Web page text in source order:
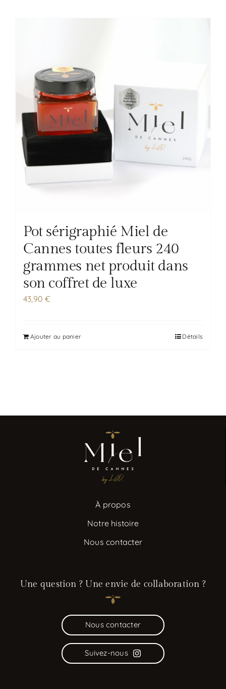
Pot sérigraphié Miel de
Cannes toutes fleurs 240
grammes net produit dans
son coffret de luxe
43,90€
Ajouter au panier Détails
À propos
Notre histoire
Nous contacter
Une question ? Une envie de collaboration ?
Nous contacter
Suivez-nous